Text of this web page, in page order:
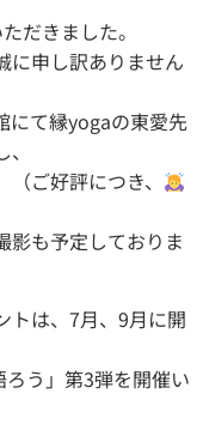
だきました。
に申し訳ありません
にて縁yogaの東愛先
ご好評につき、
影も予定しておりま
トは、7月、9月に開
う」第3弾を開催い